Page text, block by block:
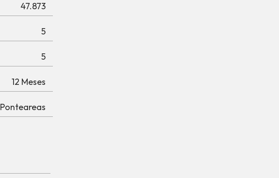
47.873
5
5
12 Meses
Ponteareas